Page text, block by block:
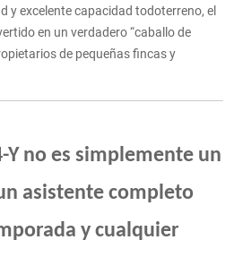
y excelente capacidad todoterreno, el
en un verdadero “caballo de
de pequeñas fincas y
Y no es simplemente un
asistente completo
y cualquier